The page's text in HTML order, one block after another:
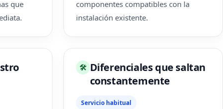
que
componentes compatibles con la
instalación existente.
🛠 Diferenciales que saltan
constantemente
Servicio habitual